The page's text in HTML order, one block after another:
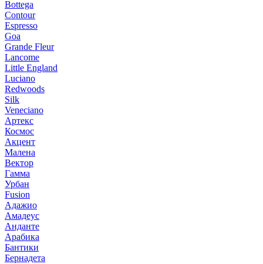
Bottega
Contour
Espresso
Goa
Grande Fleur
Lancome
Little England
Luciano
Redwoods
Silk
Veneciano
Артекс
Космос
Акцент
Малена
Вектор
Гамма
Урбан
Fusion
Адажио
Амадеус
Анданте
Арабика
Бантики
Бернадета